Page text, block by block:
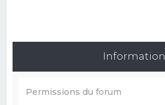
Information
Permissions du forum